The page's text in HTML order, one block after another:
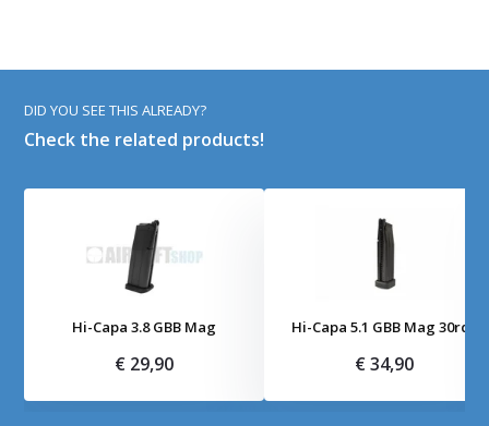
DID YOU SEE THIS ALREADY?
Check the related products!
Hi-Capa 3.8 GBB Mag
€ 29,90
Hi-Capa 5.1 GBB Mag 30rds
€ 34,90